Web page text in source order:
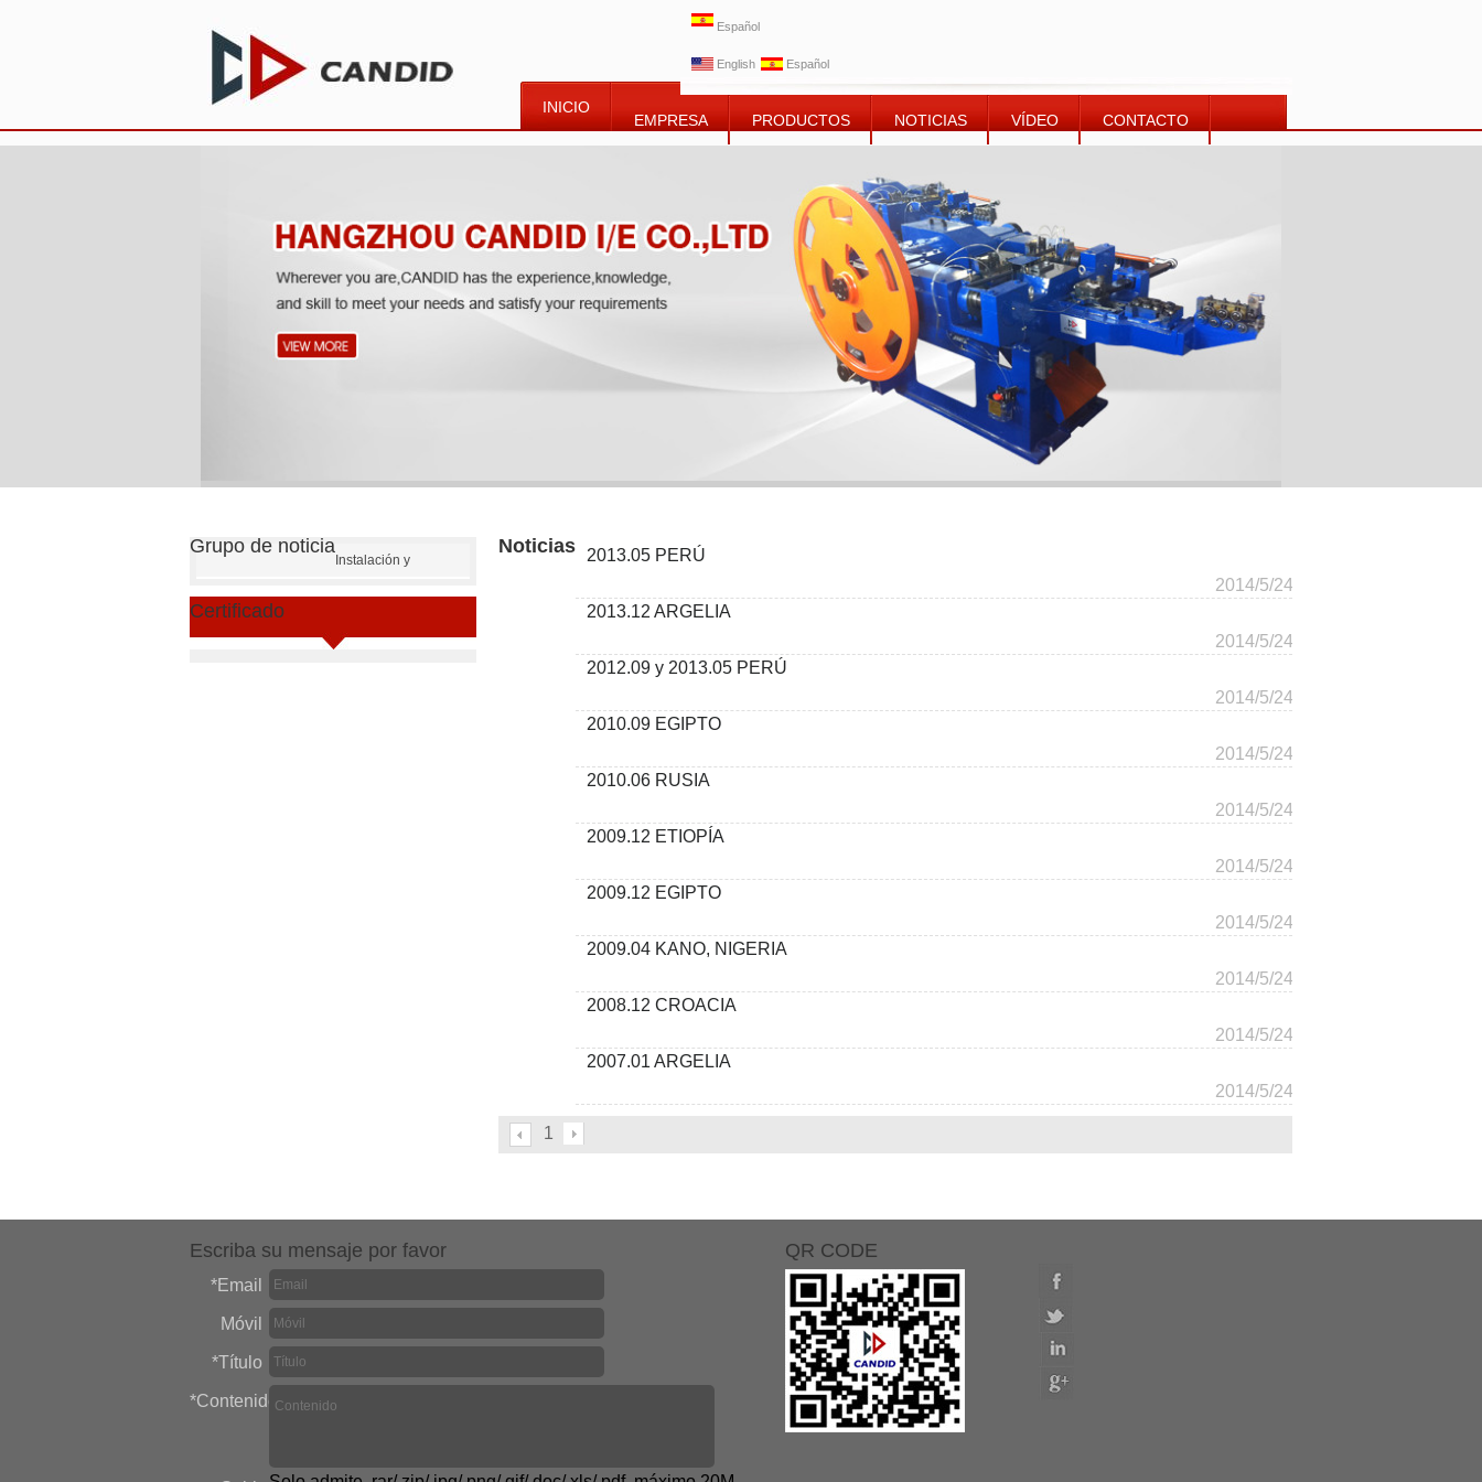
Español
English Español
INICIO
EMPRESA PRODUCTOS NOTICIAS VÍDEO CONTACTO
Grupo de noticia
Instalación y
depuración
Certificado
Noticias
2013.05 PERÚ
2014/5/24
2013.12 ARGELIA
2014/5/24
2012.09 y 2013.05 PERÚ
2014/5/24
2010.09 EGIPTO
2014/5/24
2010.06 RUSIA
2014/5/24
2009.12 ETIOPÍA
2014/5/24
2009.12 EGIPTO
2014/5/24
2009.04 KANO, NIGERIA
2014/5/24
2008.12 CROACIA
2014/5/24
2007.01 ARGELIA
2014/5/24
1
Escriba su mensaje por favor
*Email
Móvil
*Título
*Contenido
QR CODE